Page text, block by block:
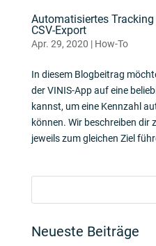
Automatisiertes
CSV-Export
Apr. 29, 2020 | How-To
In diesem Blogbeitrag
der VINIS-App auf eine
kannst, um eine Kennzahl
können. Wir beschreiben dir
jeweils zum gleichen Ziel
Neueste Beiträge